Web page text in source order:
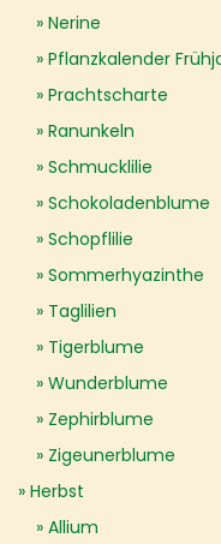
Nerine
Pflanzkalender
Prachtscharte
Ranunkeln
Schmucklilie
Schokoladenblume
Schopflilie
Sommerhyazinthe
Taglilien
Tigerblume
Wunderblume
Zephirblume
Zigeunerblume
Herbst
Allium